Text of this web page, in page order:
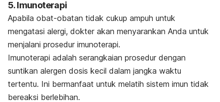
5. Imunoterapi
Apabila obat-obatan tidak cukup ampuh untuk
mengatasi alergi, dokter akan menyarankan Anda untuk
menjalani prosedur imunoterapi.
Imunoterapi adalah serangkaian prosedur dengan
suntikan alergen dosis kecil dalam jangka waktu
tertentu. Ini bermanfaat untuk melatih sistem imun tidak
bereaksi berlebihan.